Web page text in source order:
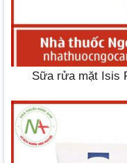
Sữa rửa mặt Isis